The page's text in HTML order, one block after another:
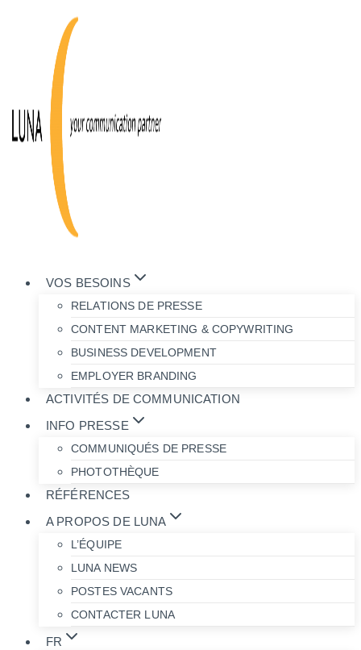
VOS BESOINS
RELATIONS DE PRESSE
CONTENT MARKETING & COPYWRITING
BUSINESS DEVELOPMENT
EMPLOYER BRANDING
ACTIVITÉS DE COMMUNICATION
INFO PRESSE
COMMUNIQUÉS DE PRESSE
PHOTOTHÈQUE
RÉFÉRENCES
A PROPOS DE LUNA
L’ÉQUIPE
LUNA NEWS
POSTES VACANTS
CONTACTER LUNA
FR